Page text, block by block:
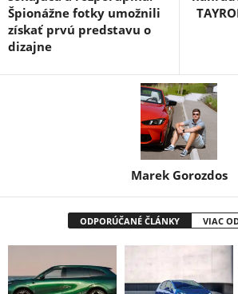
Špionážne fotky umožnili
získať prvú predstavu o
dizajne
Marek Gorozdos
ODPORÚČANÉ ČLÁNKY VIAC